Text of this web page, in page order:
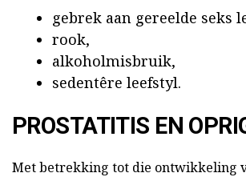
gebrek aan gereelde seks
rook,
alkoholmisbruik,
sedentêre leefstyl.
PROSTATITIS EN
Met betrekking tot die ontwikkeling